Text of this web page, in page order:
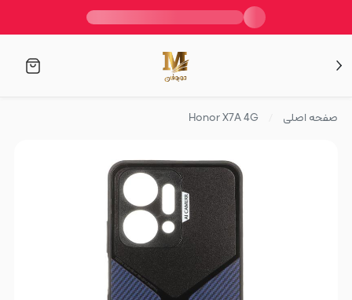
صفحه اصلی Honor X7A 4G